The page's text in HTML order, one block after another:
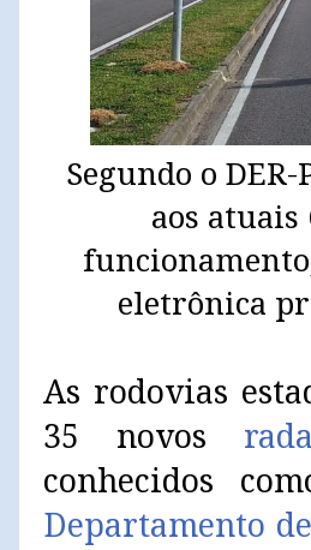
Segundo o
aos atuais
eletrônica
As rodovias
35 novos
conhecidos
Departamento